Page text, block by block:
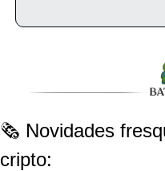
🗞️ Novidades
cripto: